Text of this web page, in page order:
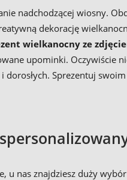
nadchodzącej wiosny.
dekorację
wielkanocny ze
upominki. Oczywiście
Sprezentuj
u nas znajdziesz duży